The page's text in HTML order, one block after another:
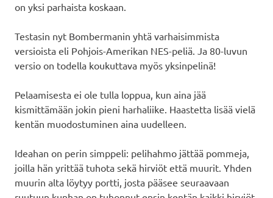
on yksi parhaista koskaan.
Testasin nyt Bombermanin yhtä varhaisimmista
versioista eli Pohjois-Amerikan NES-peliä. Ja 80-luvun
versio on todella koukuttava myös yksinpelinä!
Pelaamisesta ei ole tulla loppua, kun aina jää
kismittämään jokin pieni harhaliike. Haastetta lisää vielä
kentän muodostuminen aina uudelleen.
Ideahan on perin simppeli: pelihahmo jättää pommeja,
joilla hän yrittää tuhota sekä hirviöt että muurit. Yhden
muurin alta löytyy portti, josta pääsee seuraavaan